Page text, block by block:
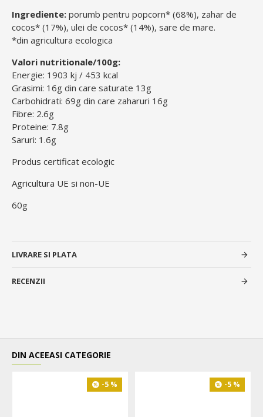
Ingrediente: porumb pentru popcorn* (68%), zahar de
cocos* (17%), ulei de cocos* (14%), sare de mare.
*din agricultura ecologica
Valori nutritionale/100g:
Energie: 1903 kj / 453 kcal
Grasimi: 16g din care saturate 13g
Carbohidrati: 69g din care zaharuri 16g
Fibre: 2.6g
Proteine: 7.8g
Saruri: 1.6g
Produs certificat ecologic
Agricultura UE si non-UE
60g
LIVRARE SI PLATA
RECENZII
DIN ACEEASI CATEGORIE
-5 % -5 %